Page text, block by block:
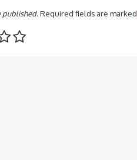
published.Required fields are marked